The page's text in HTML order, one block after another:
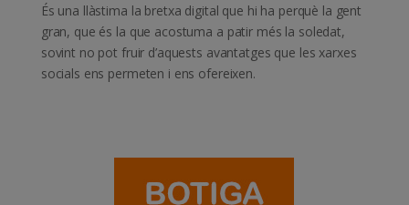
És una llàstima la bretxa digital que hi ha perquè la gent
gran, que és la que acostuma a patir més la soledat,
sovint no pot fruir d’aquests avantatges que les xarxes
socials ens permeten i ens ofereixen.